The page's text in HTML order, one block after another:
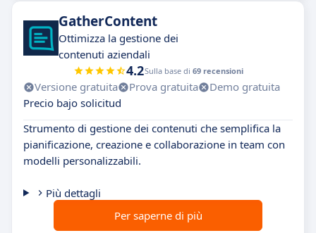
GatherContent
Ottimizza la gestione dei
contenuti aziendali
4.2Sulla base di 69 recensioni
Versione gratuita Prova gratuita
Demo gratuita
Precio bajo solicitud
Strumento di gestione dei contenuti che semplifica la
pianificazione, creazione e collaborazione in team con
modelli personalizzabili.
Più dettagli
Per saperne di più